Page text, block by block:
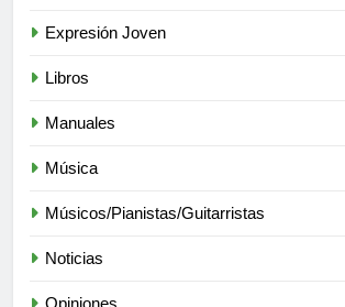
Expresión Joven
Libros
Manuales
Música
Músicos/Pianistas/Guitarristas
Noticias
Opiniones